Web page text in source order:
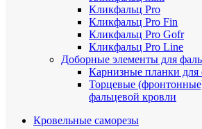
Кликфальц Pro
Кликфальц Pro Fin
Кликфальц Pro Gofr
Кликфальц Pro Line
Доборные элементы для
Карнизные планки для
Торцевые
фальцевой кровли
Кровельные саморезы